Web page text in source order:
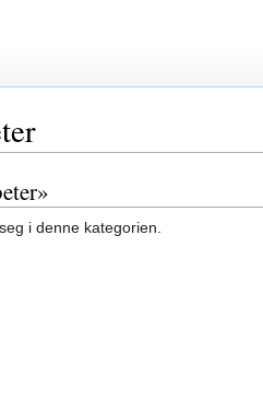
i denne kategorien.